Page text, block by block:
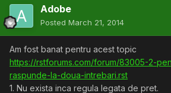
Adobe
Posted March 21, 2014
Am fost banat pentru acest topic
https://rstforums.com/forum/83005-2-
raspunde-la-doua-intrebari.rst
1. Nu exista inca regula legata de pret.